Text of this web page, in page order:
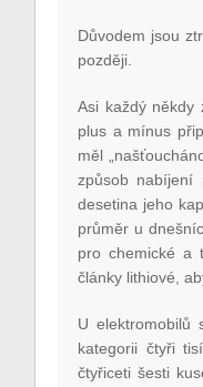
Důvodem jsou
později.
Asi každý někdy
plus a mínus
měl
způsob nabíjení
desetina jeho
průměr u
pro chemické a
články lithiové,
U elektromobilů
kategorii čtyři
čtyřiceti šesti